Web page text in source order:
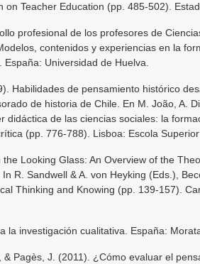
on Teacher Education (pp. 485-502).
profesional de los profesores de
contenidos y experiencias en la
Universidad de Huelva.
Habilidades de pensamiento histórico
de historia de Chile. En M. João, A.
didáctica de las ciencias sociales: la
(pp. 776-788). Lisboa: Escola Superior
Looking Glass: An Overview of the
R. Sandwell & A. von Heyking (Eds.),
Thinking and Knowing (pp. 139-157).
la investigación cualitativa. España:
& Pagès, J. (2011). ¿Cómo evaluar el